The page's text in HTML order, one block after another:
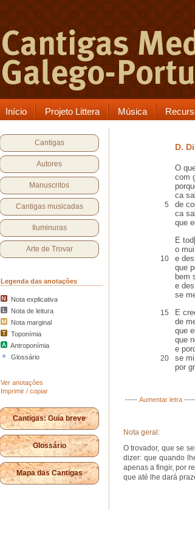
Início Projeto Littera Música
Cantigas
Autores
Manuscritos
Cantigas musicadas
Iluminuras
Arte de Trovar
Legenda das anotações
Nota explicativa
Nota de leitura
Nota marginal
Toponímia
Antroponímia
Glossário
Ver anotações
Imprimir / copiar
Cantigas: Guia breve
Glossário
Mapa das Cantigas
D.
O
com
ca
5
de
ca
que
E
o
10
e
que
bem
e
se
15
E
de
que
que
e
20
se
por
----- Aumentar letra
Nota geral:
O trovador, que se
dizer: que quando
apenas a fingir, por
que até lhe dará